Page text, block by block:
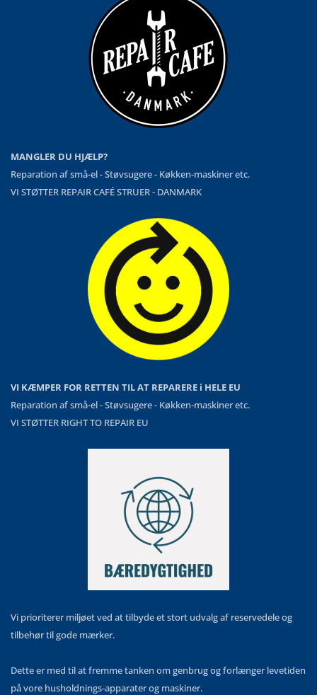
MANGLER DU HJÆLP?
Reparation af små-el - Støvsugere - Køkken-maskiner etc.
VI STØTTER REPAIR CAFÉ STRUER - DANMARK
VI KÆMPER FOR RETTEN TIL AT REPARERE i HELE EU
Reparation af små-el - Støvsugere - Køkken-maskiner etc.
VI STØTTER RIGHT TO REPAIR EU
Vi prioriterer miljøet ved at tilbyde et stort udvalg af reservedele og
tilbehør til gode mærker.
Dette er med til at fremme tanken om genbrug og forlænger levetiden
på vore husholdnings-apparater og maskiner.